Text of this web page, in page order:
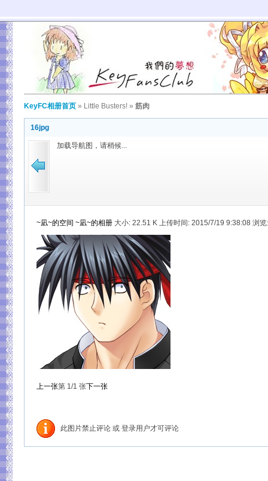
KeyFC相册首页 » Little Busters! » 筋肉
16jpg
加载导航图，请稍候...
~凪~的空间 ~凪~的相册 大小: 22.51 K 上传时间: 2015/7/19 9:38:08 浏
上一张第 1/1 张下一张
此图片禁止评论 或 登录用户才可评论